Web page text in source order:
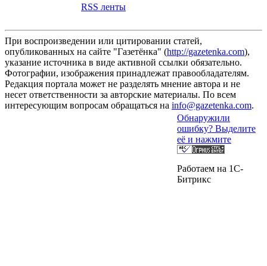
RSS ленты
При воспроизведении или цитировании статей,
опубликованных на сайте "Газетёнка" (http://gazetenka.com),
указание источника в виде активной ссылки обязательно.
Фотографии, изображения принадлежат правообладателям.
Редакция портала может не разделять мнение автора и не
несет ответственности за авторские материалы. По всем
интересующим вопросам обращаться на info@gazetenka.com.
Обнаружили
ошибку? Выделите
её и нажмите
Работаем на 1C-
Битрикс